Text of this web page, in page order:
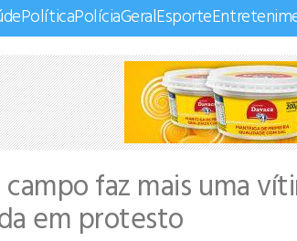
PolíticaPolíciaGeralEsporte
faz mais uma
em protesto